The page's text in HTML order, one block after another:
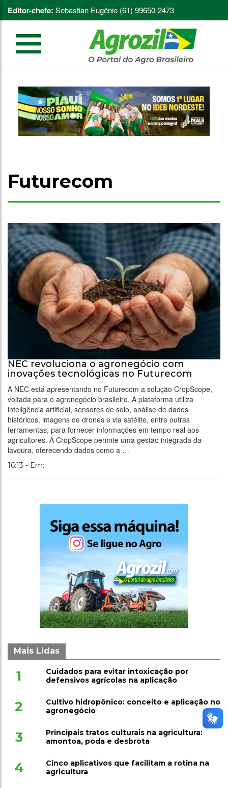
Editor-chefe: Sebastian Eugênio (61) 99650-2473
Futurecom
NEC revoluciona o agronegócio com
inovações tecnológicas no Futurecom
A NEC está apresentando no Futurecom a solução CropScope,
voltada para o agronegócio brasileiro. A plataforma utiliza
inteligência artificial, sensores de solo, análise de dados
históricos, imagens de drones e via satélite, entre outras
ferramentas, para fornecer informações em tempo real aos
agricultores. A CropScope permite uma gestão integrada da
lavoura, oferecendo dados como a …
16:13 - Em:
Mais Lidas
1
Cuidados para evitar intoxicação por
defensivos agrícolas na aplicação
2
Cultivo hidropônico: conceito e aplicação no
agronegócio
3
Principais tratos culturais na agricultura:
amontoa, poda e desbrota
4
Cinco aplicativos que facilitam a rotina na
agricultura